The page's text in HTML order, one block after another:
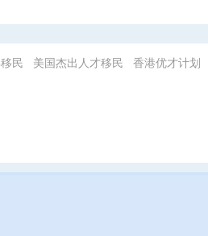
民 美国杰出人才移民 香港优才计划